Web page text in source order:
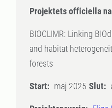
Projektets officiella
BIOCLIMR: Linking
and habitat
forests
Start: maj 2025 Slut: